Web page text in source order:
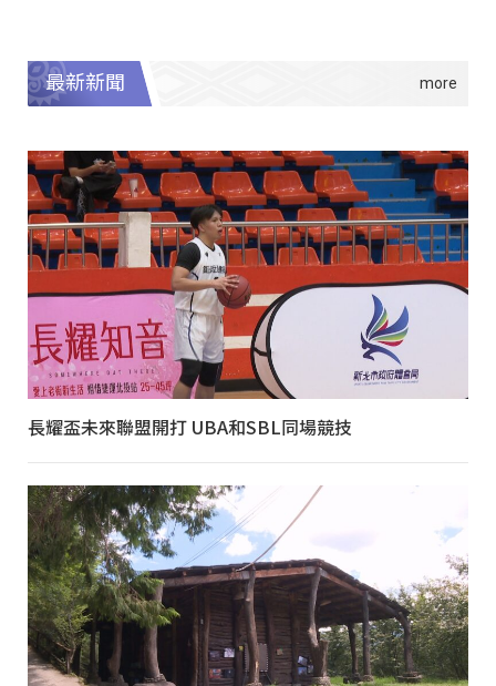
最新新聞
長耀盃未來聯盟開打 UBA和SBL同場競技